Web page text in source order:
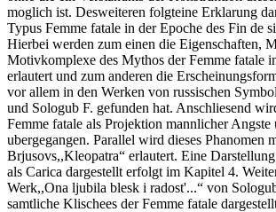
moglich ist. Desweiteren folgteine Erklarung
Typus Femme fatale in der Epoche des Fin de
Hierbei werden zum einen die Eigenschaften,
Motivkomplexe des Mythos der Femme fatale
erlautert und zum anderen die
vor allem in den Werken von russischen
und Sologub F. gefunden hat. Anschliesend
Femme fatale als Projektion mannlicher Angste
ubergegangen. Parallel wird dieses Phanomen
Brjusovs,,Kleopatra“ erlautert. Eine
als Carica dargestellt erfolgt im Kapitel 4.
Werk,,Ona ljubila blesk i radost'...“ von
samtliche Klischees der Femme fatale